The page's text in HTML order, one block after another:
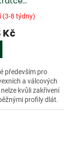
profil 34
(3-8 týdny)
Kč
především pro
a válcových
kvůli zakřivení
profily dlát.
opačnému